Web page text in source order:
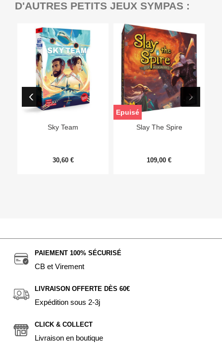
D'AUTRES PETITS JEUX SYMPAS :
Sky Team
30,60 €
Slay The Spire
109,00 €
Epuisé
PAIEMENT 100% SÉCURISÉ
CB et Virement
LIVRAISON OFFERTE DÈS 60€
Expédition sous 2-3j
CLICK & COLLECT
Livraison en boutique